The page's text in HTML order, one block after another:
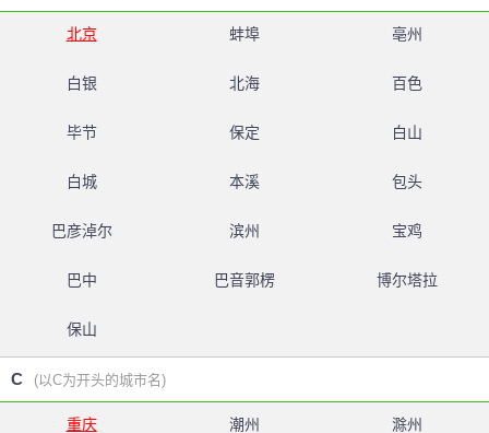
北京 蚌埠 亳州
白银 北海 百色
毕节 保定 白山
白城 本溪 包头
巴彦淖尔 滨州 宝鸡
巴中 巴音郭楞 博尔塔拉
保山
C (以C为开头的城市名)
重庆 潮州 滁州